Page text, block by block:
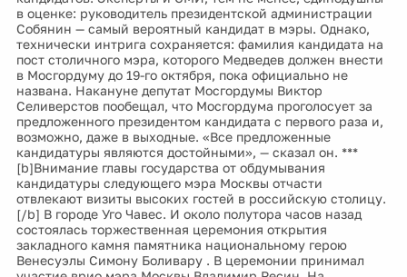
в оценке: руководитель президентской администрации
Собянин — самый вероятный кандидат в мэры. Однако,
технически интрига сохраняется: фамилия кандидата на
пост столичного мэра, которого Медведев должен внести
в Мосгордуму до 19-го октября, пока официально не
названа. Накануне депутат Мосгордумы Виктор
Селиверстов пообещал, что Мосгордума проголосует за
предложенного президентом кандидата с первого раза и,
возможно, даже в выходные. «Все предложенные
кандидатуры являются достойными», — сказал он. ***
[b]Внимание главы государства от обдумывания
кандидатуры следующего мэра Москвы отчасти
отвлекают визиты высоких гостей в российскую столицу.
[/b] В городе Уго Чавес. И около полутора часов назад
состоялась торжественная церемония открытия
закладного камня памятника национальному герою
Венесуэлы Симону Боливару . В церемонии принимал